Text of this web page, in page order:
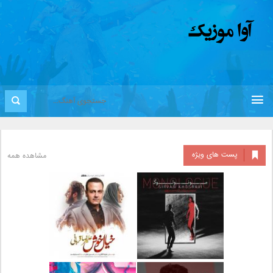
پست های ویژه مشاهده همه